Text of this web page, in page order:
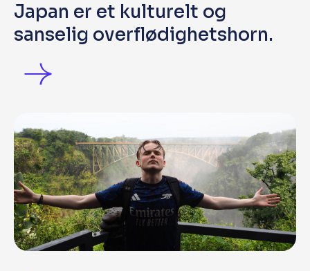
Japan er et kulturelt og
sanselig overflødighetshorn.